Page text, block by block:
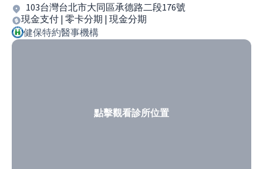
103台灣台北市大同區承德路二段176號
現金支付 | 零卡分期 | 現金分期
健保特約醫事機構
點擊觀看診所位置